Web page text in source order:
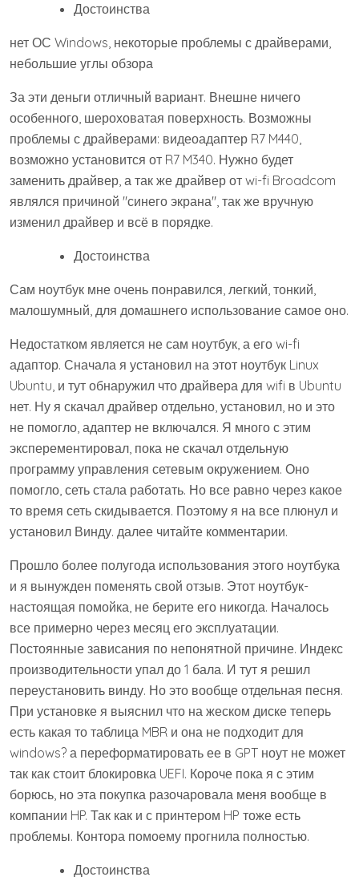
Достоинства
нет ОС Windows, некоторые проблемы с драйверами,
небольшие углы обзора
За эти деньги отличный вариант. Внешне ничего
особенного, шероховатая поверхность. Возможны
проблемы с драйверами: видеоадаптер R7 M440,
возможно установится от R7 M340. Нужно будет
заменить драйвер, а так же драйвер от wi-fi Broadcom
являлся причиной "синего экрана", так же вручную
изменил драйвер и всё в порядке.
Достоинства
Сам ноутбук мне очень понравился, легкий, тонкий,
малошумный, для домашнего использование самое оно.
Недостатком является не сам ноутбук, а его wi-fi
адаптор. Сначала я установил на этот ноутбук Linux
Ubuntu, и тут обнаружил что драйвера для wifi в Ubuntu
нет. Ну я скачал драйвер отдельно, установил, но и это
не помогло, адаптер не включался. Я много с этим
эксперементировал, пока не скачал отдельную
программу управления сетевым окружением. Оно
помогло, сеть стала работать. Но все равно через какое
то время сеть скидывается. Поэтому я на все плюнул и
установил Винду. далее читайте комментарии.
Прошло более полугода использования этого ноутбука
и я вынужден поменять свой отзыв. Этот ноутбук-
настоящая помойка, не берите его никогда. Началось
все примерно через месяц его эксплуатации.
Постоянные зависания по непонятной причине. Индекс
производительности упал до 1 бала. И тут я решил
переустановить винду. Но это вообще отдельная песня.
При установке я выяснил что на жеском диске теперь
есть какая то таблица MBR и она не подходит для
windows? а переформатировать ее в GPT ноут не может
так как стоит блокировка UEFI. Короче пока я с этим
борюсь, но эта покупка разочаровала меня вообще в
компании HP. Так как и с принтером HP тоже есть
проблемы. Контора помоему прогнила полностью.
Достоинства